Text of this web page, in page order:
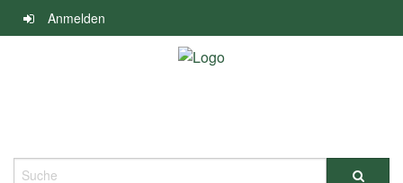
Navigation
überspringen
Anmelden
Suche